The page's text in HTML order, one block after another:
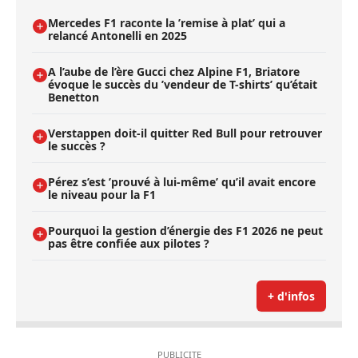
Mercedes F1 raconte la ’remise à plat’ qui a
relancé Antonelli en 2025
A l’aube de l’ère Gucci chez Alpine F1, Briatore
évoque le succès du ’vendeur de T-shirts’ qu’était
Benetton
Verstappen doit-il quitter Red Bull pour retrouver
le succès ?
Pérez s’est ’prouvé à lui-même’ qu’il avait encore
le niveau pour la F1
Pourquoi la gestion d’énergie des F1 2026 ne peut
pas être confiée aux pilotes ?
+ d'infos